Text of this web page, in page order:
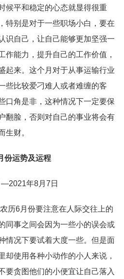
候平和稳定的心态就显得很重
特别是对于一些职场小白，要在
识自己，让自己能够更加坚强一
作能力，提升自己的工作价值，
起来。这个月对于从事运输行业
些比较爱刁难人或者难缠的客
口角是非，这种情况下一定要保
翻脸，否则对自己的事业将会有
生财。
运势及运程
年8月7日
6月份要注意在人际交往上的
同事之间会因为一些小的误会或
情况下要试着大度一些。但是面
却使用各种小动作的小人来说，
要贪图他们的小便宜让自己落入